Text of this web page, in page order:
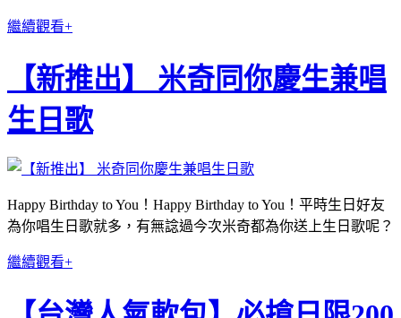
繼續觀看+
【新推出】 米奇同你慶生兼唱
生日歌
Happy Birthday to You！Happy Birthday to You！平時生日好友
為你唱生日歌就多，有無諗過今次米奇都為你送上生日歌呢？
繼續觀看+